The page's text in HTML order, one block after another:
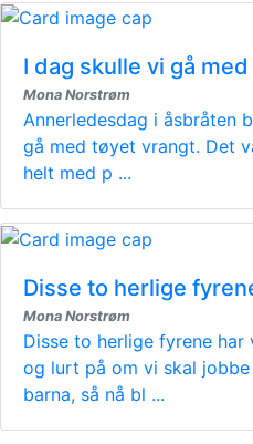
I dag skulle vi gå
Mona Norstrøm
Annerledesdag i åsbråten
gå med tøyet vrangt. Det
helt med p ...
Disse to herlige
Mona Norstrøm
Disse to herlige fyrene
og lurt på om vi skal
barna, så nå bl ...